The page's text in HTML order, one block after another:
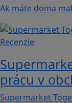
Ak máte doma
Recenzie
prácu v
Supermarket